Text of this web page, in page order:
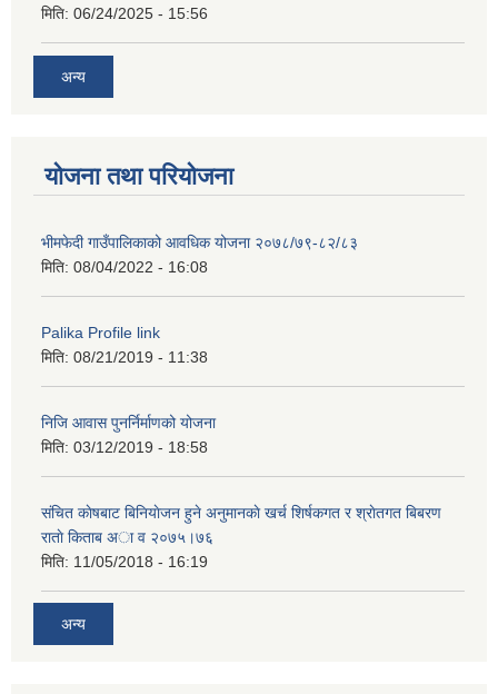
मिति: 06/24/2025 - 15:56
अन्य
योजना तथा परियोजना
भीमफेदी गाउँपालिकाको आवधिक योजना २०७८/७९-८२/८३
मिति: 08/04/2022 - 16:08
Palika Profile link
मिति: 08/21/2019 - 11:38
निजि आवास पुनर्निर्माणको योजना
मिति: 03/12/2019 - 18:58
संचित काेषबाट बिनियाेजन हुने अनुमानकाे खर्च शिर्षकगत र श्राेतगत बिबरण
राताे किताब अा‍ व २‍०७५।७६
मिति: 11/05/2018 - 16:19
अन्य